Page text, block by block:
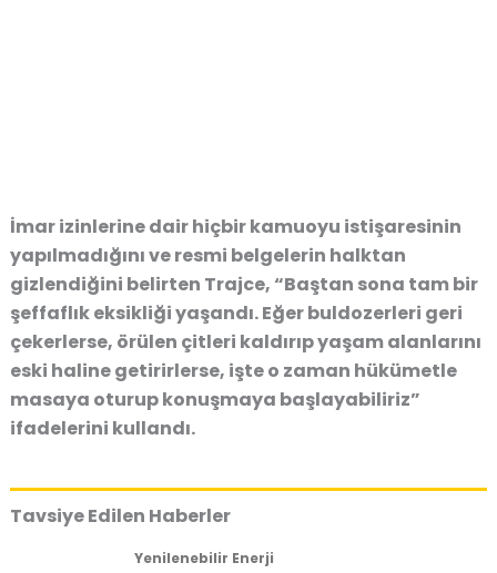
İmar izinlerine dair hiçbir kamuoyu istişaresinin
yapılmadığını ve resmi belgelerin halktan
gizlendiğini belirten Trajce, “Baştan sona tam bir
şeffaflık eksikliği yaşandı. Eğer buldozerleri geri
çekerlerse, örülen çitleri kaldırıp yaşam alanlarını
eski haline getirirlerse, işte o zaman hükümetle
masaya oturup konuşmaya başlayabiliriz”
ifadelerini kullandı.
Tavsiye Edilen Haberler
Yenilenebilir Enerji